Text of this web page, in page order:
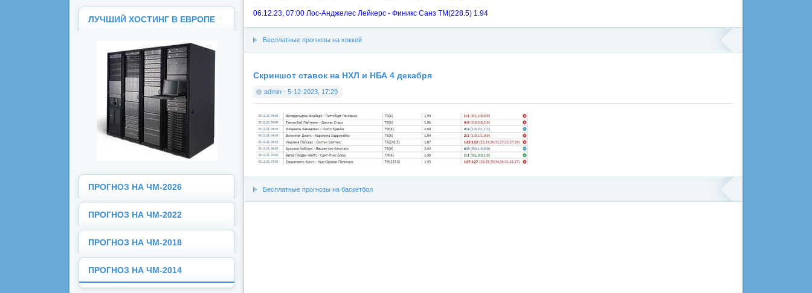
06.12.23, 07:00 Лос-Анджелес Лейкерс - Финикс Санз ТМ(228.5) 1.94
Бесплатные прогнозы на хоккей
Скриншот ставок на НХЛ и НБА 4 декабря
admin - 5-12-2023, 17:29
Бесплатные прогнозы на баскетбол
ЛУЧШИЙ ХОСТИНГ В ЕВРОПЕ
ПРОГНОЗ НА ЧМ-2026
ПРОГНОЗ НА ЧМ-2022
ПРОГНОЗ НА ЧМ-2018
ПРОГНОЗ НА ЧМ-2014